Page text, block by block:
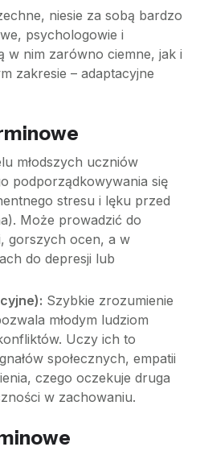
niesie za sobą bardzo
psychologowie i
w nim zarówno ciemne, jak i
zakresie – adaptacyjne
młodszych uczniów
podporządkowywania się
stresu i lęku przed
Może prowadzić do
gorszych ocen, a w
do depresji lub
Szybkie zrozumienie
młodym ludziom
Uczy ich to
społecznych, empatii
czego oczekuje druga
w zachowaniu.